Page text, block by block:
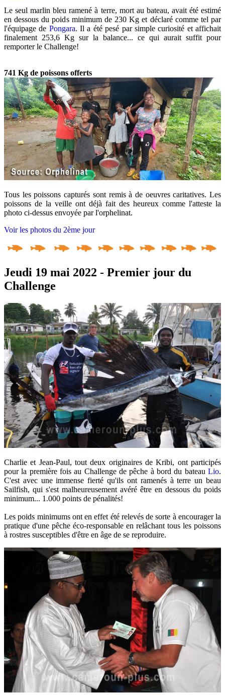
Le seul marlin bleu ramené à terre, mort au bateau, avait été estimé
en dessous du poids minimum de 230 Kg et déclaré comme tel par
l'équipage de Pongara. Il a été pesé par simple curiosité et affichait
finalement 253,6 Kg sur la balance... ce qui aurait suffit pour
remporter le Challenge!
741 Kg de poissons offerts
Tous les poissons capturés sont remis à de oeuvres caritatives. Les
poissons de la veille ont déjà fait des heureux comme l'atteste la
photo ci-dessus envoyée par l'orphelinat.
Voir les photos du 2ème jour
Jeudi 19 mai 2022 - Premier jour du
Challenge
Charlie et Jean-Paul, tout deux originaires de Kribi, ont participés
pour la première fois au Challenge de pêche à bord du bateau Lio.
C'est avec une immense fierté qu'ils ont ramenés à terre un beau
Sailfish, qui s'est malheureusement avéré être en dessous du poids
minimum... 1.000 points de pénalités!
Les poids minimums ont en effet été relevés de sorte à encourager la
pratique d'une pêche éco-responsable en relâchant tous les poissons
à rostres susceptibles d'être en âge de se reproduire.